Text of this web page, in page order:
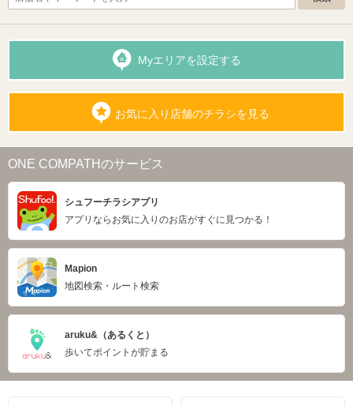
Myエリアを設定する
お気に入り店舗のチラシを見る
ONE COMPATHのサービス
シュフーチラシアプリ
アプリならお気に入りのお店がすぐに見つかる！
Mapion
地図検索・ルート検索
aruku&（あるくと）
歩いてポイントが貯まる